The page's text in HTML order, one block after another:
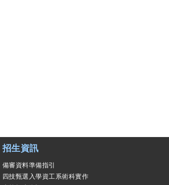
招生資訊
備審資料準備指引
四技甄選入學資工系術科實作